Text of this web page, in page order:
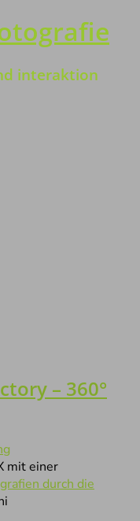
interaktion
– 360°
mit einer
durch die